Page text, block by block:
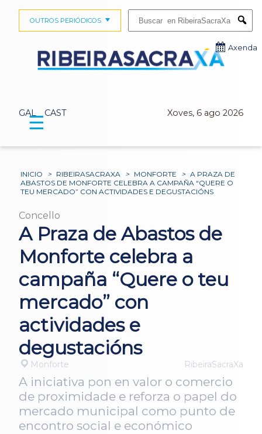
GAL CAST Xoves, 6 ago 2026
OUTROS PERIÓDICOS
Axenda
☰
INICIO > RIBEIRASACRAXA > MONFORTE > A PRAZA DE
ABASTOS DE MONFORTE CELEBRA A CAMPAÑA “QUERE O
TEU MERCADO” CON ACTIVIDADES E DEGUSTACIÓNS
Concello
A Praza de Abastos de
Monforte celebra a
campaña “Quere o teu
mercado” con
actividades e
degustacións
Monforte RibeiraSacraXa
A iniciativa pon en valor o comercio
de proximidade e reforza o papel do
mercado municipal como punto de
encontro social e económico